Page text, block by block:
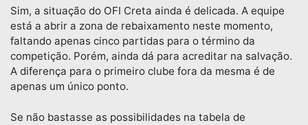
Sim, a situação do OFI Creta ainda é delicada. A equipe
está a abrir a zona de rebaixamento neste momento,
faltando apenas cinco partidas para o término da
competição. Porém, ainda dá para acreditar na salvação.
A diferença para o primeiro clube fora da mesma é de
apenas um único ponto.
Se não bastasse as possibilidades na tabela de